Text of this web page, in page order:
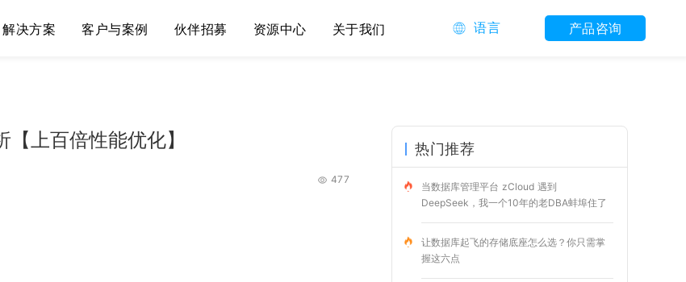
解决方案 客户与案例 伙伴招募 资源中心 关于我们 语言 产品咨询
上百倍性能优化】
477
热门推荐
当数据库管理平台 zCloud 遇到
DeepSeek，我一个10年的老DBA蚌埠住了
让数据库起飞的存储底座怎么选？你只需掌
握这六点